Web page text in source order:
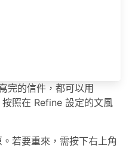
完的信件，都可以用
照在 Refine 設定的文風
若要重來，需按下右上角